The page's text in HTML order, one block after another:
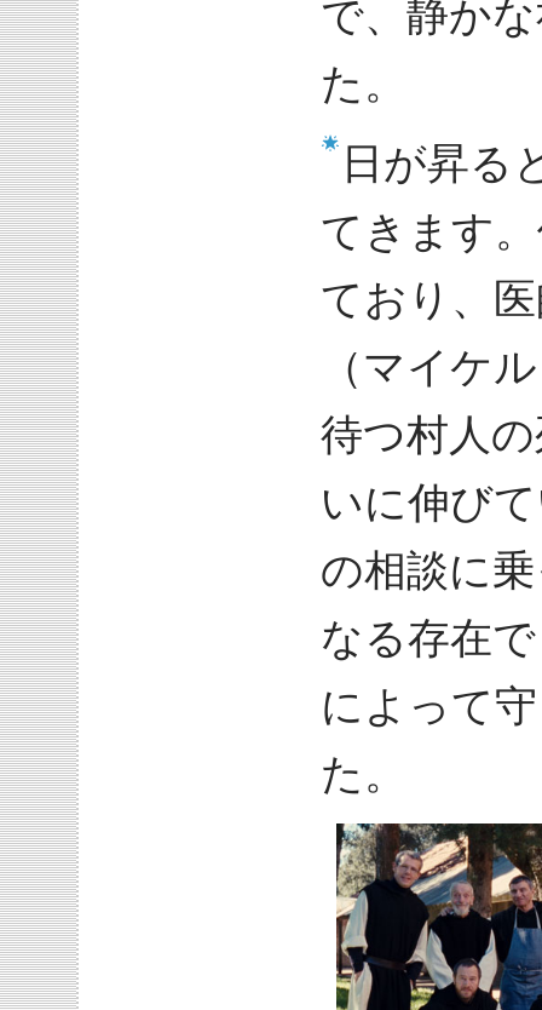
で、静か
た。
日が昇る
てきます
ており、
（マイケ
待つ村人
いに伸び
の相談に
なる存在
によって
た。